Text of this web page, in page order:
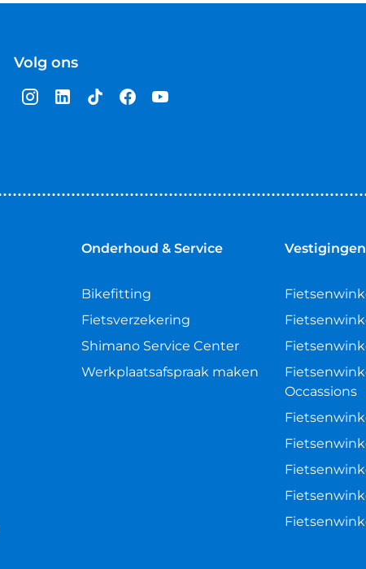
Volg ons
Onderhoud & Service
Bikefitting
Fietsverzekering
Shimano Service Center
Werkplaatsafspraak maken
Vestigingen
Occassions